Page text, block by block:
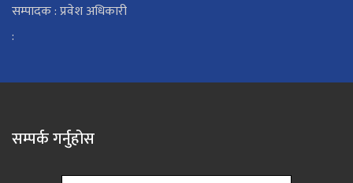
सम्पादक : प्रवेश अधिकारी
:
सम्पर्क गर्नुहोस